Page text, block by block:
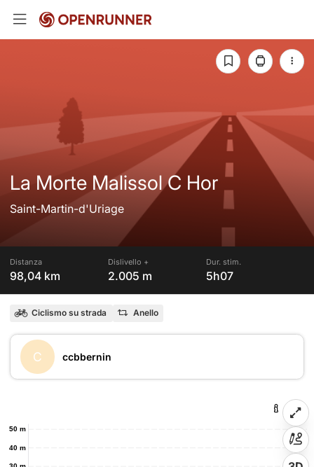
La Morte Malissol C Hor
Saint-Martin-d'Uriage
Distanza
98,04 km
Dislivello +
2.005 m
Dur. stim.
5h07
Ciclismo su strada Anello
C ccbbernin
40 m
50 m